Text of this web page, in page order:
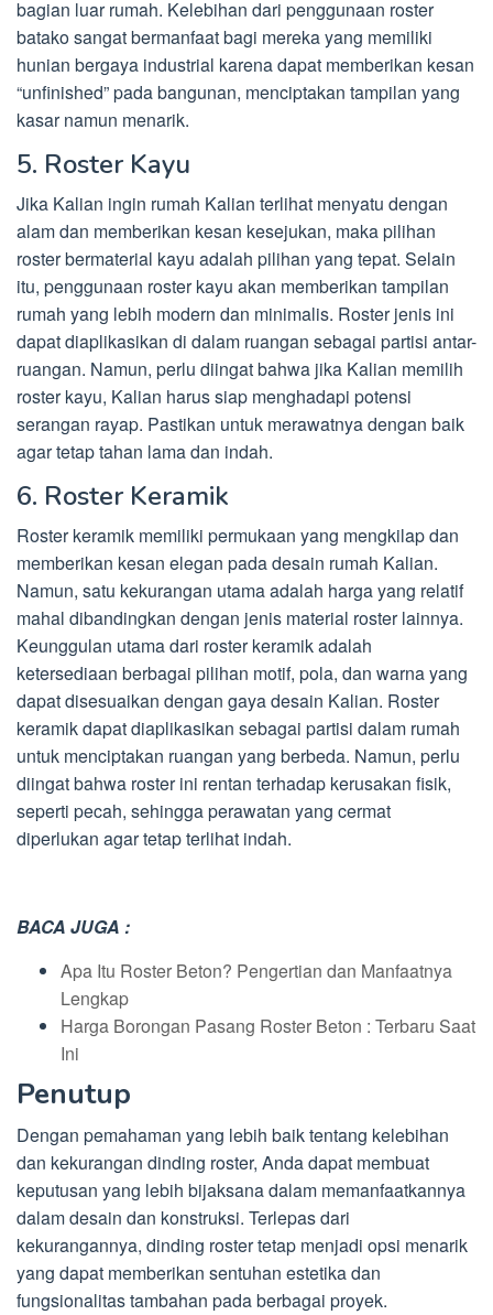
bagian luar rumah. Kelebihan dari penggunaan roster
batako sangat bermanfaat bagi mereka yang memiliki
hunian bergaya industrial karena dapat memberikan kesan
“unfinished” pada bangunan, menciptakan tampilan yang
kasar namun menarik.
5. Roster Kayu
Jika Kalian ingin rumah Kalian terlihat menyatu dengan
alam dan memberikan kesan kesejukan, maka pilihan
roster bermaterial kayu adalah pilihan yang tepat. Selain
itu, penggunaan roster kayu akan memberikan tampilan
rumah yang lebih modern dan minimalis. Roster jenis ini
dapat diaplikasikan di dalam ruangan sebagai partisi antar-
ruangan. Namun, perlu diingat bahwa jika Kalian memilih
roster kayu, Kalian harus siap menghadapi potensi
serangan rayap. Pastikan untuk merawatnya dengan baik
agar tetap tahan lama dan indah.
6. Roster Keramik
Roster keramik memiliki permukaan yang mengkilap dan
memberikan kesan elegan pada desain rumah Kalian.
Namun, satu kekurangan utama adalah harga yang relatif
mahal dibandingkan dengan jenis material roster lainnya.
Keunggulan utama dari roster keramik adalah
ketersediaan berbagai pilihan motif, pola, dan warna yang
dapat disesuaikan dengan gaya desain Kalian. Roster
keramik dapat diaplikasikan sebagai partisi dalam rumah
untuk menciptakan ruangan yang berbeda. Namun, perlu
diingat bahwa roster ini rentan terhadap kerusakan fisik,
seperti pecah, sehingga perawatan yang cermat
diperlukan agar tetap terlihat indah.
BACA JUGA :
Apa Itu Roster Beton? Pengertian dan Manfaatnya
Lengkap
Harga Borongan Pasang Roster Beton : Terbaru Saat
Ini
Penutup
Dengan pemahaman yang lebih baik tentang kelebihan
dan kekurangan dinding roster, Anda dapat membuat
keputusan yang lebih bijaksana dalam memanfaatkannya
dalam desain dan konstruksi. Terlepas dari
kekurangannya, dinding roster tetap menjadi opsi menarik
yang dapat memberikan sentuhan estetika dan
fungsionalitas tambahan pada berbagai proyek.